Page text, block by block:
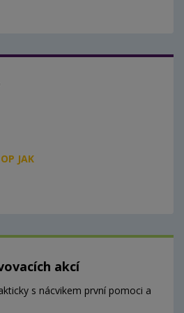
JAK
akcí
s nácvikem první pomoci a